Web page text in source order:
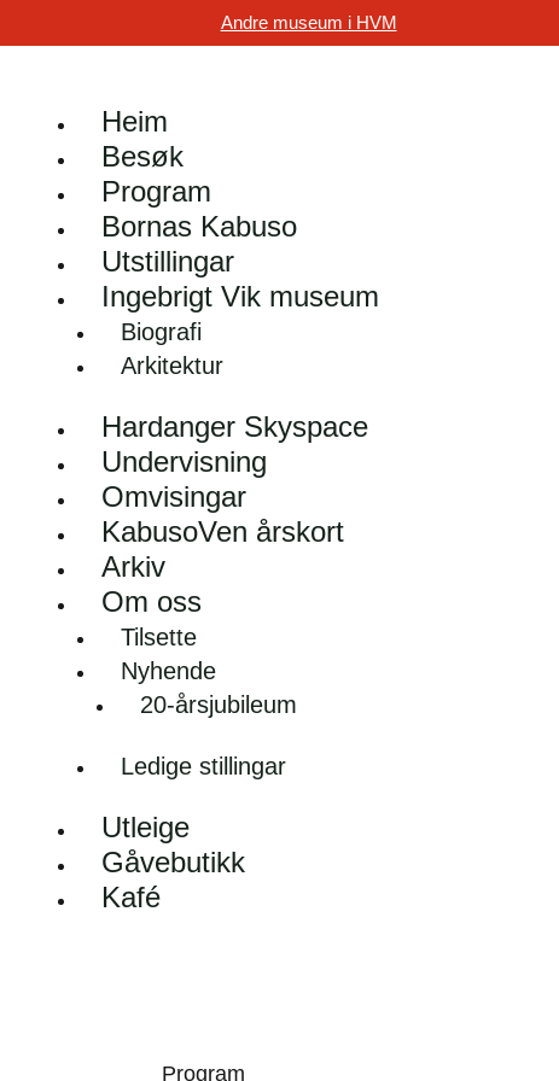
Andre museum i HVM
Heim
Besøk
Program
Bornas Kabuso
Utstillingar
Ingebrigt Vik museum
Biografi
Arkitektur
Hardanger Skyspace
Undervisning
Omvisingar
KabusoVen årskort
Arkiv
Om oss
Tilsette
Nyhende
20-årsjubileum
Ledige stillingar
Utleige
Gåvebutikk
Kafé
Program